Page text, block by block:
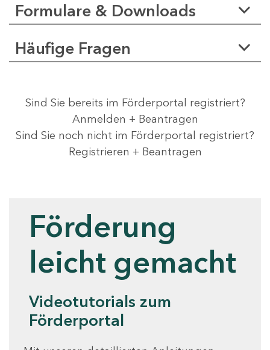
Formulare & Downloads
Häufige Fragen
Sind Sie bereits im Förderportal registriert?
Anmelden + Beantragen
Sind Sie noch nicht im Förderportal registriert?
Registrieren + Beantragen
Förderung
leicht gemacht
Videotutorials zum
Förderportal